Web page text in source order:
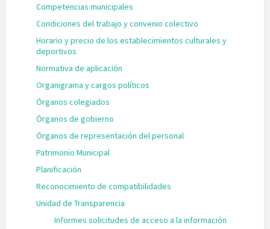
Competencias municipales
Condiciones del trabajo y convenio colectivo
Horario y precio de los establecimientos culturales y
deportivos
Normativa de aplicación
Organigrama y cargos políticos
Órganos colegiados
Órganos de gobierno
Órganos de representación del personal
Patrimonio Municipal
Planificación
Reconocimiento de compatibilidades
Unidad de Transparencia
Informes solicitudes de acceso a la información